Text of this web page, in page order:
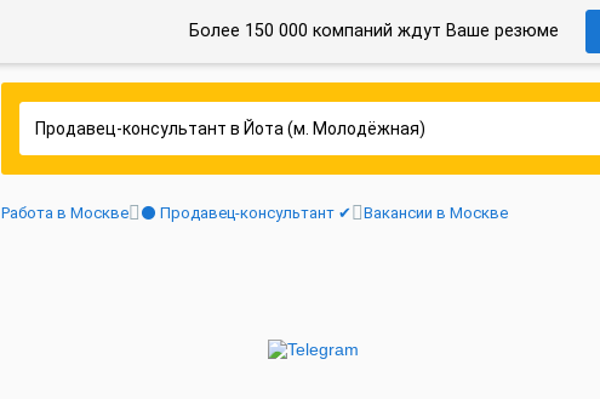
Более 150 000 компаний ждут Ваше резюме
Работа в Москве ⚫ Продавец-консультант ✔ Вакансии в Москве